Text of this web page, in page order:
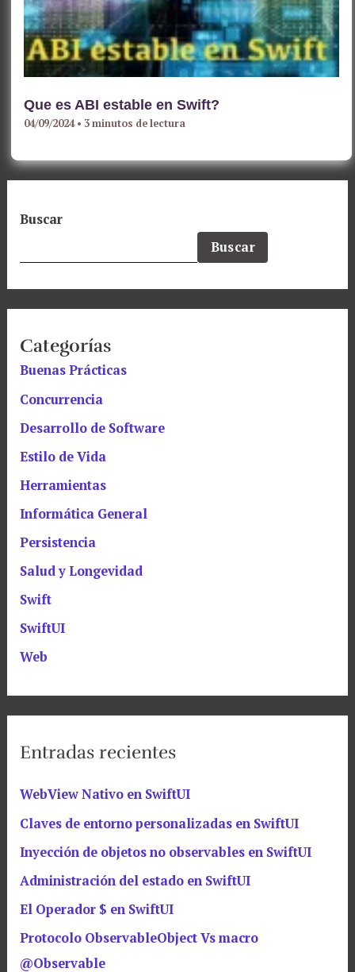
Que es ABI estable en Swift?
04/09/2024• 3 minutos de lectura
Buscar
Buscar
Categorías
Buenas Prácticas
Concurrencia
Desarrollo de Software
Estilo de Vida
Herramientas
Informática General
Persistencia
Salud y Longevidad
Swift
SwiftUI
Web
Entradas recientes
WebView Nativo en SwiftUI
Claves de entorno personalizadas en SwiftUI
Inyección de objetos no observables en SwiftUI
Administración del estado en SwiftUI
El Operador $ en SwiftUI
Protocolo ObservableObject Vs macro
@Observable